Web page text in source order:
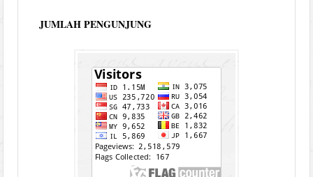
JUMLAH PENGUNJUNG